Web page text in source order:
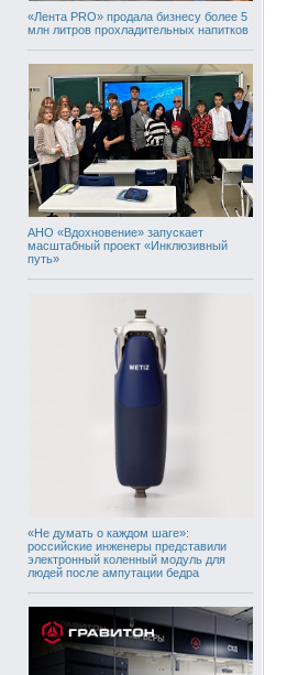
«Лента PRO» продала бизнесу более 5
млн литров прохладительных напитков
АНО «Вдохновение» запускает
масштабный проект «Инклюзивный
путь»
«Не думать о каждом шаге»:
российские инженеры представили
электронный коленный модуль для
людей после ампутации бедра